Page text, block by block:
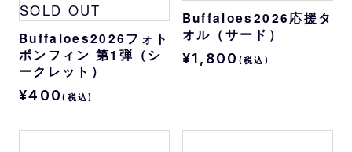
SOLD OUT
Buffaloes2026フォト
ボンフィン 第1弾（シ
ークレット）
¥400(税込)
Buffaloes2026応援タ
オル（サード）
¥1,800 (税込)